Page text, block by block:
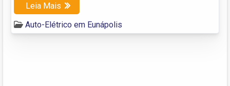
Leia Mais
Auto-Elétrico em Eunápolis